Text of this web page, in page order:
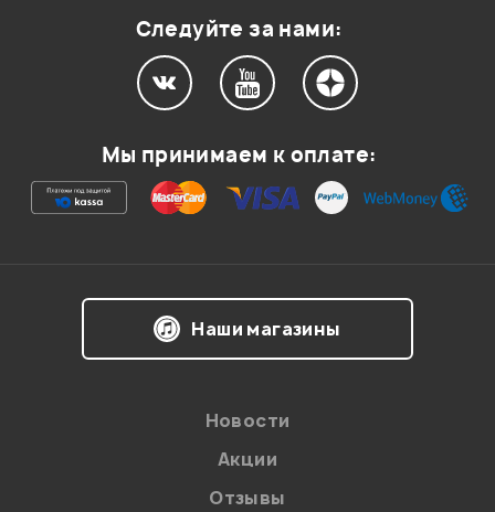
Ваша оценка:
Следуйте за нами:
Мы принимаем к оплате:
Наши магазины
Новости
Акции
Отзывы